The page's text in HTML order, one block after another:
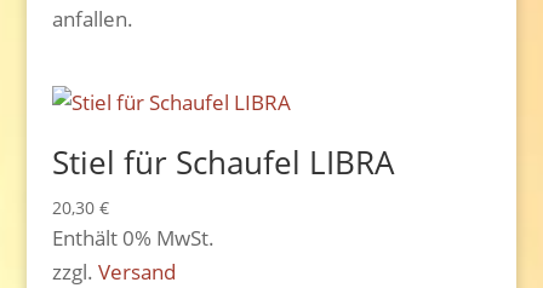
anfallen.
Stiel für Schaufel LIBRA
20,30 €
Enthält 0% MwSt.
zzgl. Versand